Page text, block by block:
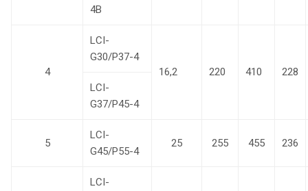
4B
4
LCI-
G30/P37-4
16,2
220 410
228
LCI-
G37/P45-4
5
LCI-
G45/P55-4
25 255 455 236
LCI-